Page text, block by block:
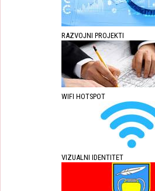
RAZVOJNI PROJEKTI
WIFI HOTSPOT
VIZUALNI IDENTITET